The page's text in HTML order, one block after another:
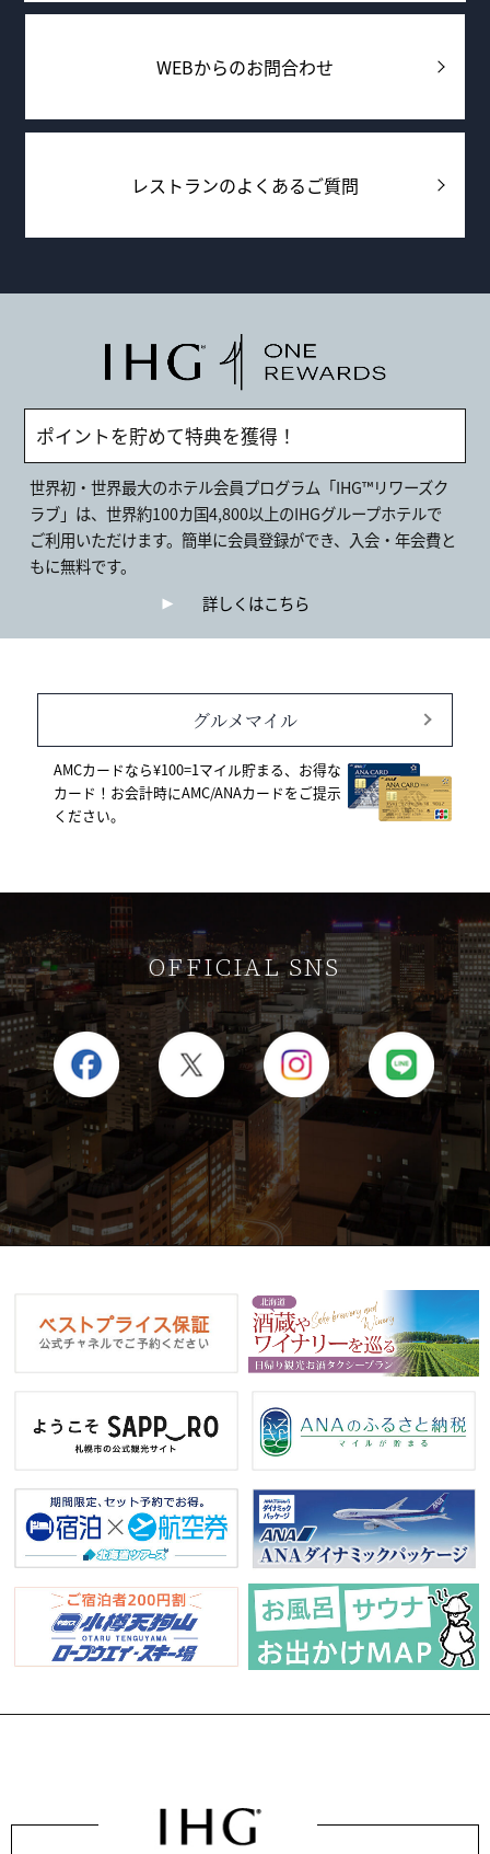
WEBからのお問合わせ
レストランのよくあるご質問
ポイントを貯めて特典を獲得！
世界初・世界最大のホテル会員プログラム「IHG™リワーズク
ラブ」は、世界約100カ国4,800以上のIHGグループホテルで
ご利用いただけます。簡単に会員登録ができ、入会・年会費と
もに無料です。
詳しくはこちら
グルメマイル
AMCカードなら¥100=1マイル貯まる、お得な
カード！お会計時にAMC/ANAカードをご提示
ください。
OFFICIAL SNS